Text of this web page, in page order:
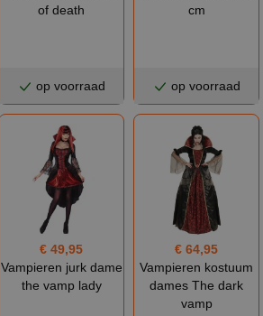
of death
op voorraad
cm
op voorraad
€ 49,95
Vampieren jurk dame
the vamp lady
€ 64,95
Vampieren kostuum
dames The dark
vamp